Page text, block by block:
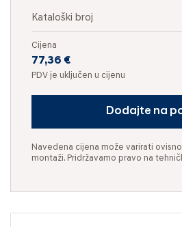
Kataloški broj
Cijena
77,36 €
PDV je uključen u cijenu
Dodajte na
Navedena cijena može varirati
montaži. Pridržavamo pravo na